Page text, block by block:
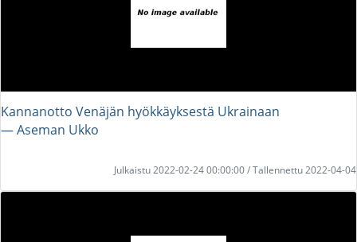
Kannanotto Venäjän hyökkäyksestä Ukrainaan
― Aseman Ukko
Julkaistu 2022-02-24 00:00:00 / Tallennettu 2022-04-04